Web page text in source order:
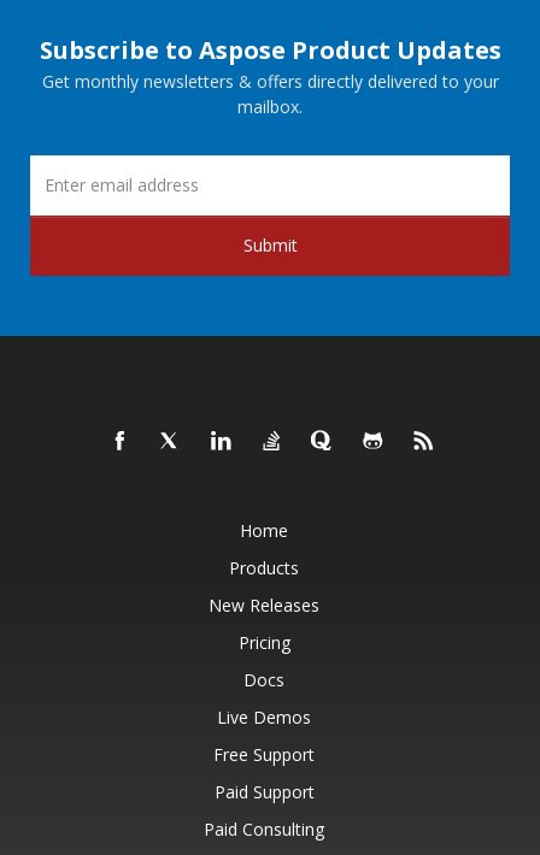
Subscribe to Aspose Product Updates
Get monthly newsletters & offers directly delivered to your
mailbox.
Submit
Home
Products
New Releases
Pricing
Docs
Live Demos
Free Support
Paid Support
Paid Consulting